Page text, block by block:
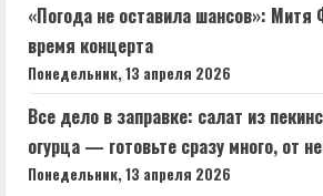
«Погода не оставила шансов»: Митя
время концерта
Понедельник, 13 апреля 2026
Все дело в заправке: салат из
огурца — готовьте сразу много, от
Понедельник, 13 апреля 2026